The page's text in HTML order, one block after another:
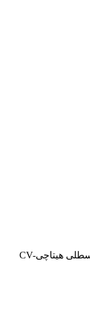
محصولات برچسب خورده “جاروبرقی سطلی هیتاچیCV-